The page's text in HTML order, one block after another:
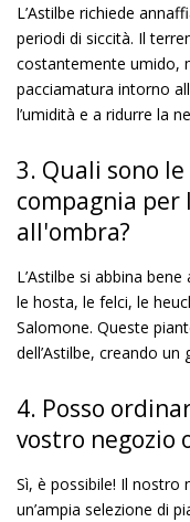
L’Astilbe richiede
periodi di siccità. Il
costantemente umido,
pacciamatura intorno
l’umidità e a ridurre la
3. Quali sono
compagnia
all'ombra?
L’Astilbe si abbina
le hosta, le felci, le
Salomone. Queste
dell’Astilbe, creando un
4. Posso
vostro negozio
Sì, è possibile! Il nostro
un’ampia selezione di